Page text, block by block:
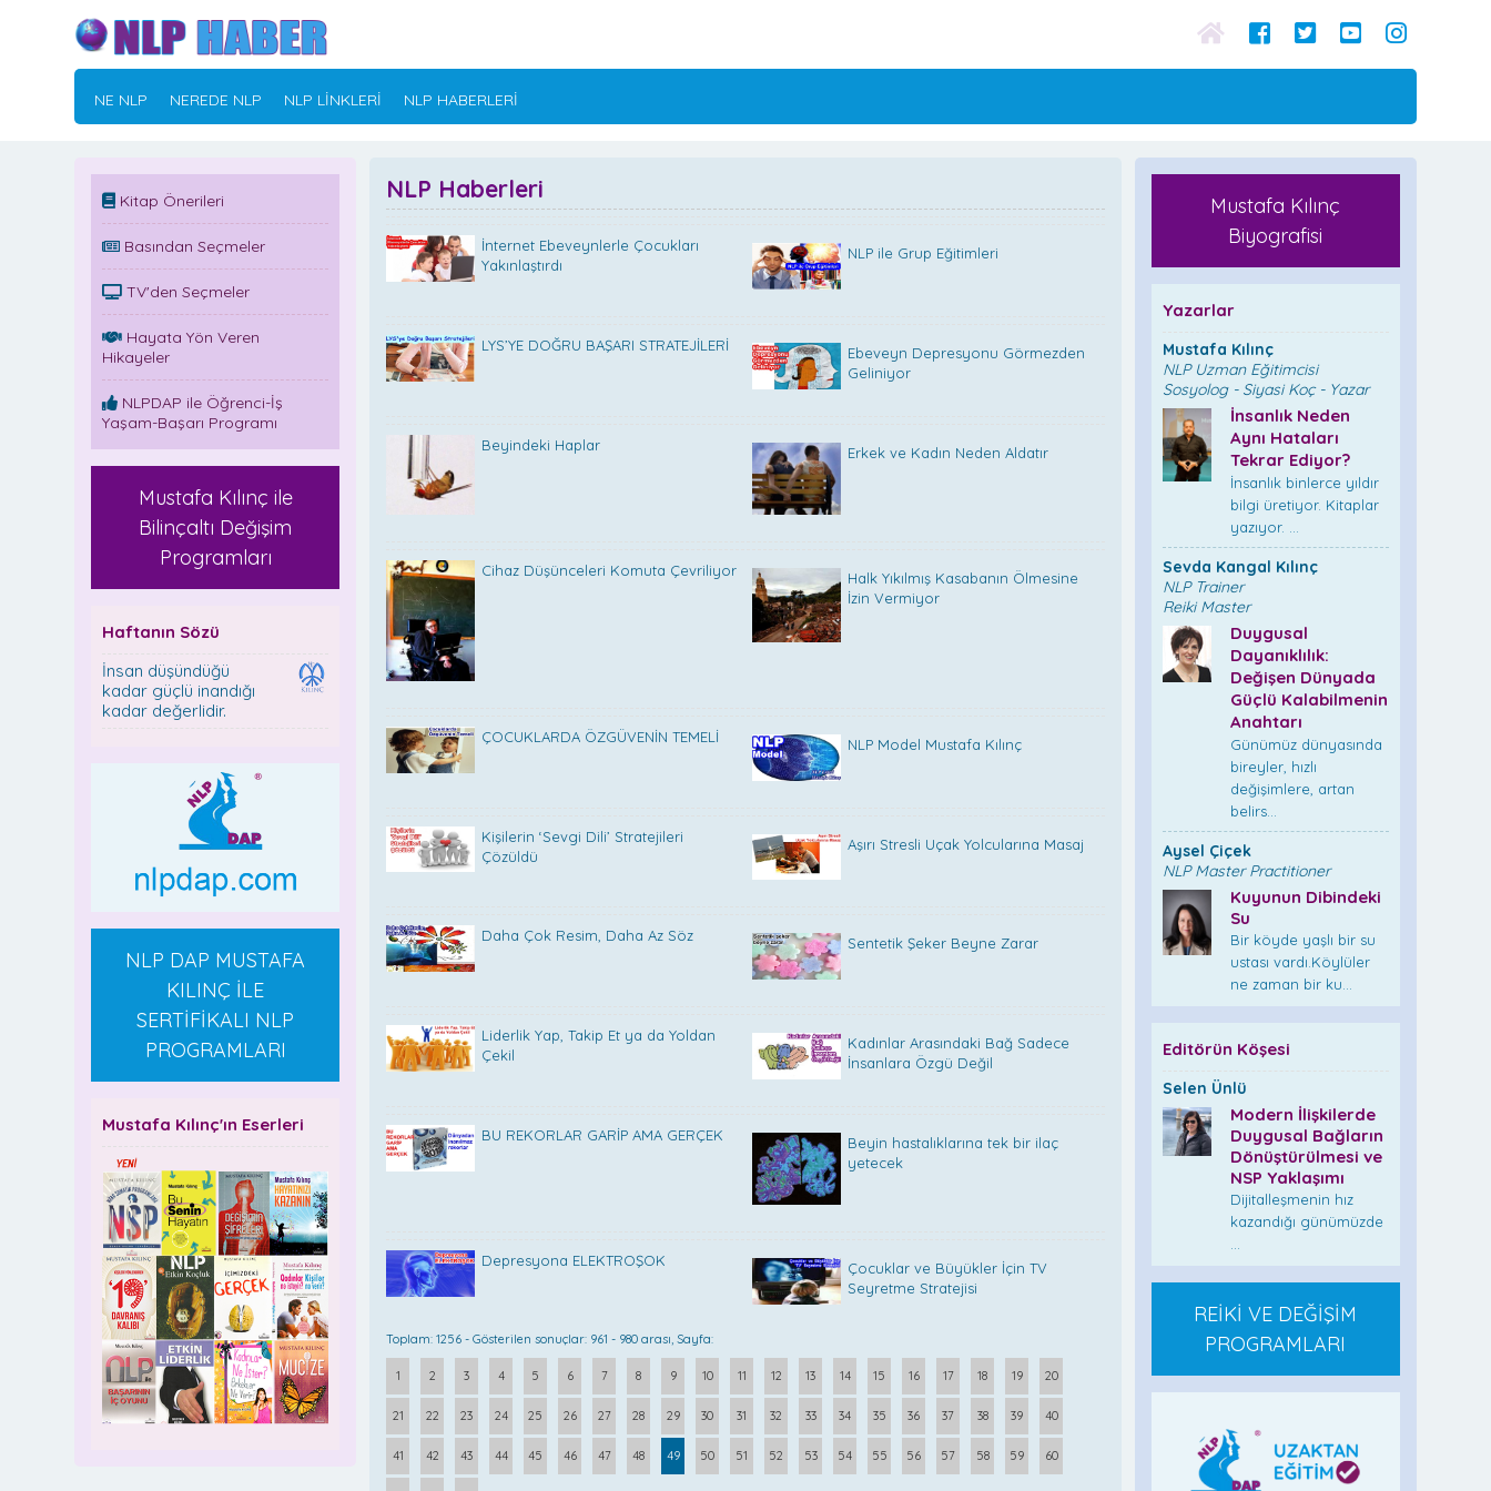
NE NLP NEREDE NLP NLP LİNKLERİ NLP HABERLERİ
Kitap Önerileri
Basından Seçmeler
TV'den Seçmeler
Hayata Yön Veren
Hikayeler
NLPDAP ile Öğrenci-İş
Yaşam-Başarı Programı
Mustafa Kılınç ile
Bilinçaltı Değişim
Programları
Haftanın Sözü
İnsan düşündüğü
kadar güçlü inandığı
kadar değerlidir.
NLP DAP MUSTAFA
KILINÇ İLE
SERTİFİKALI NLP
PROGRAMLARI
Mustafa Kılınç'ın Eserleri
NLP Haberleri
İnternet Ebeveynlerle Çocukları
Yakınlaştırdı
NLP ile Grup Eğitimleri
LYS’YE DOĞRU BAŞARI STRATEJİLERİ
Ebeveyn Depresyonu Görmezden
Geliniyor
Beyindeki Haplar Erkek ve Kadın Neden Aldatır
Cihaz Düşünceleri Komuta Çevriliyor
Halk Yıkılmış Kasabanın Ölmesine
İzin Vermiyor
ÇOCUKLARDA ÖZGÜVENİN TEMELİ NLP Model Mustafa Kılınç
Kişilerin ‘Sevgi Dili’ Stratejileri
Çözüldü
Aşırı Stresli Uçak Yolcularına Masaj
Daha Çok Resim, Daha Az Söz Sentetik Şeker Beyne Zarar
Liderlik Yap, Takip Et ya da Yoldan
Çekil
Kadınlar Arasındaki Bağ Sadece
İnsanlara Özgü Değil
BU REKORLAR GARİP AMA GERÇEK
Beyin hastalıklarına tek bir ilaç
yetecek
Depresyona ELEKTROŞOK
Çocuklar ve Büyükler İçin TV
Seyretme Stratejisi
Toplam: 1256 - Gösterilen sonuçlar: 961 - 980 arası, Sayfa:
1 2 3 4 5 6 7 8 9 10 11 12 13 14 15 16 17 18 19 20
21 22 23 24 25 26 27 28 29 30 31 32 33 34 35 36 37 38 39 40
41 42 43 44 45 46 47 48 49 50 51 52 53 54 55 56 57 58 59 60
Mustafa Kılınç
Biyografisi
Yazarlar
Mustafa Kılınç
NLP Uzman Eğitimcisi
Sosyolog - Siyasi Koç - Yazar
İnsanlık Neden
Aynı Hataları
Tekrar Ediyor?
İnsanlık binlerce yıldır
bilgi üretiyor. Kitaplar
yazıyor. ...
Sevda Kangal Kılınç
NLP Trainer
Reiki Master
Duygusal
Dayanıklılık:
Değişen Dünyada
Güçlü Kalabilmenin
Anahtarı
Günümüz dünyasında
bireyler, hızlı
değişimlere, artan
belirs...
Aysel Çiçek
NLP Master Practitioner
Kuyunun Dibindeki
Su
Bir köyde yaşlı bir su
ustası vardı.Köylüler
ne zaman bir ku...
Editörün Köşesi
Selen Ünlü
Modern İlişkilerde
Duygusal Bağların
Dönüştürülmesi ve
NSP Yaklaşımı
Dijitalleşmenin hız
kazandığı günümüzde
...
REİKİ VE DEĞİŞİM
PROGRAMLARI